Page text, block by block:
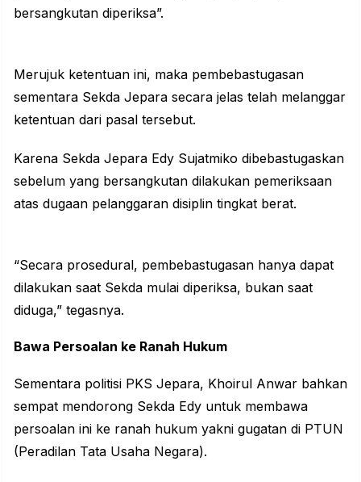
bersangkutan diperiksa”.
Merujuk ketentuan ini, maka pembebastugasan
sementara Sekda Jepara secara jelas telah melanggar
ketentuan dari pasal tersebut.
Karena Sekda Jepara Edy Sujatmiko dibebastugaskan
sebelum yang bersangkutan dilakukan pemeriksaan
atas dugaan pelanggaran disiplin tingkat berat.
“Secara prosedural, pembebastugasan hanya dapat
dilakukan saat Sekda mulai diperiksa, bukan saat
diduga,” tegasnya.
Bawa Persoalan ke Ranah Hukum
Sementara politisi PKS Jepara, Khoirul Anwar bahkan
sempat mendorong Sekda Edy untuk membawa
persoalan ini ke ranah hukum yakni gugatan di PTUN
(Peradilan Tata Usaha Negara).